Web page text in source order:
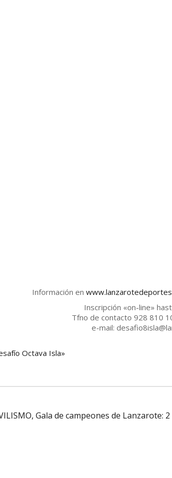
Información en
Inscripción «on-line»
Tfno de contacto 928 810
e-mail:
Octava Isla»
Gala de campeones de Lanzarote: